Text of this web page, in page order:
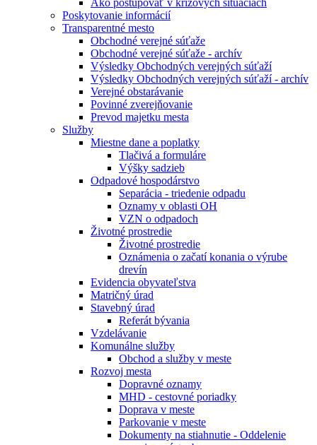
Ako postupovať v krízových situáciach
Poskytovanie informácií
Transparentné mesto
Obchodné verejné súťaže
Obchodné verejné súťaže - archív
Výsledky Obchodných verejných súťaží
Výsledky Obchodných verejných súťaží - archív
Verejné obstarávanie
Povinné zverejňovanie
Prevod majetku mesta
Služby
Miestne dane a poplatky
Tlačivá a formuláre
Výšky sadzieb
Odpadové hospodárstvo
Separácia - triedenie odpadu
Oznamy v oblasti OH
VZN o odpadoch
Životné prostredie
Životné prostredie
Oznámenia o začatí konania o výrube
drevín
Evidencia obyvateľstva
Matričný úrad
Stavebný úrad
Referát bývania
Vzdelávanie
Komunálne služby
Obchod a služby v meste
Rozvoj mesta
Dopravné oznamy
MHD - cestovné poriadky
Doprava v meste
Parkovanie v meste
Dokumenty na stiahnutie - Oddelenie